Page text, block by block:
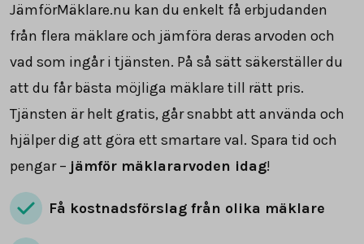
JämförMäklare.nu kan du enkelt få erbjudanden
från flera mäklare och jämföra deras arvoden och
vad som ingår i tjänsten. På så sätt säkerställer du
att du får bästa möjliga mäklare till rätt pris.
Tjänsten är helt gratis, går snabbt att använda och
hjälper dig att göra ett smartare val. Spara tid och
pengar – jämför mäklararvoden idag!
Få kostnadsförslag från olika mäklare